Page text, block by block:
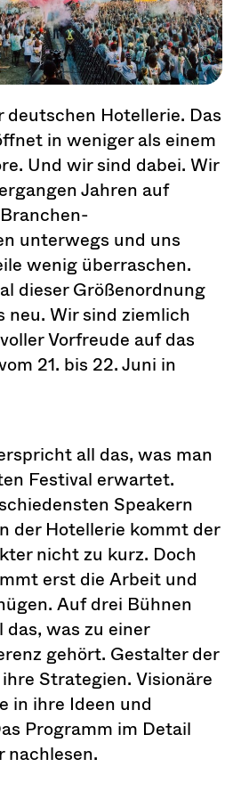
deutschen Hotellerie. Das
in weniger als einem
Und wir sind dabei. Wir
Jahren auf
unterwegs und uns
wenig überraschen.
dieser Größenordnung
neu. Wir sind ziemlich
Vorfreude auf das
21. bis 22. Juni in
all das, was man
Festival erwartet.
Speakern
der Hotellerie kommt der
nicht zu kurz. Doch
erst die Arbeit und
Auf drei Bühnen
was zu einer
gehört. Gestalter der
Strategien. Visionäre
in ihre Ideen und
Programm im Detail
nachlesen.